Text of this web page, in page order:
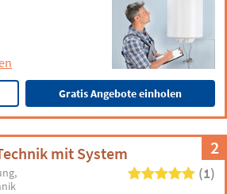
Gratis Angebote einholen
2
mit System
(1)